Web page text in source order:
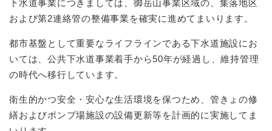
下水道事業につきましては、御岳山事業区域の、集落地区
および第2連絡管の整備事業を確実に進めてまいります。
都市基盤として重要なライフラインである下水道施設にお
いては、公共下水道事業着手から50年が経過し、維持管理
の時代へ移行しています。
衛生的かつ安全・安心な生活環境を保つため、管きょの修
繕およびポンプ場施設の設備更新等を計画的に実施してま